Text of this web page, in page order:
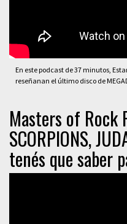
En este podcast de 37 minutos,
reseñanan el último disco de
Masters of Rock
SCORPIONS,
tenés que saber